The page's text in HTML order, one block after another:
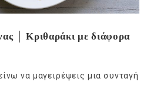
│ Κριθαράκι με διάφορα
να μαγειρέψεις μια συνταγή